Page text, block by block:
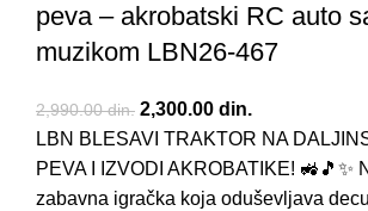
peva – akrobatski RC auto
muzikom LBN26-467
2,990.00din. Originalna cena je bila:
2,300.00 din.
LBN BLESAVI TRAKTOR NA
PEVA I IZVODI AKROBATIKE! 🚜🎵✨
zabavna igračka koja oduševljava